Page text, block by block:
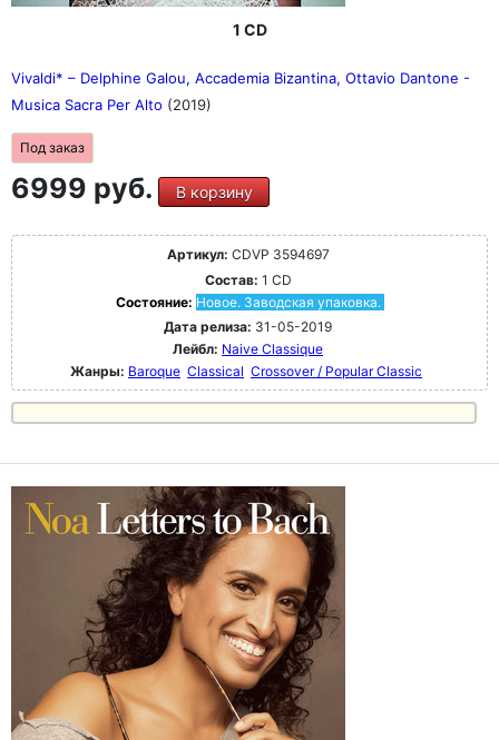
1 CD
Vivaldi* – Delphine Galou, Accademia Bizantina, Ottavio Dantone -
Musica Sacra Per Alto (2019)
Под заказ
6999 руб. В корзину
Артикул: CDVP 3594697
Состав: 1 CD
Состояние: Новое. Заводская упаковка.
Дата релиза: 31-05-2019
Лейбл: Naive Classique
Жанры: Baroque Classical Crossover / Popular Classic